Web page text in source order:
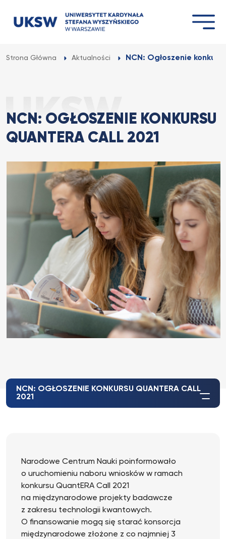
Strona Główna Aktualności NCN: Ogłoszenie
NCN: OGŁOSZENIE KONKURSU
QUANTERA CALL 2021
NCN: OGŁOSZENIE KONKURSU QUANTERA CALL
2021
Narodowe Centrum Nauki poinformowało
o uruchomieniu naboru wniosków w ramach
konkursu QuantERA Call 2021
na międzynarodowe projekty badawcze
z zakresu technologii kwantowych.
O finansowanie mogą się starać konsorcja
międzynarodowe złożone z co najmniej 3